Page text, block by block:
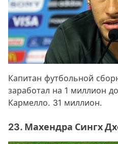
Капитан футбольной
заработал на 1 миллион
Кармелло. 31 миллион.
23. Махендра Сингх